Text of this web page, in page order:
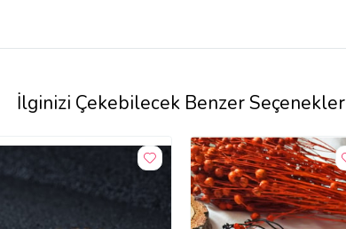
İlginizi Çekebilecek Benzer Seçenekler